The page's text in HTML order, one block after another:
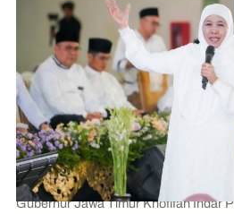
Gubernur Jawa Timur Khofifah Indar